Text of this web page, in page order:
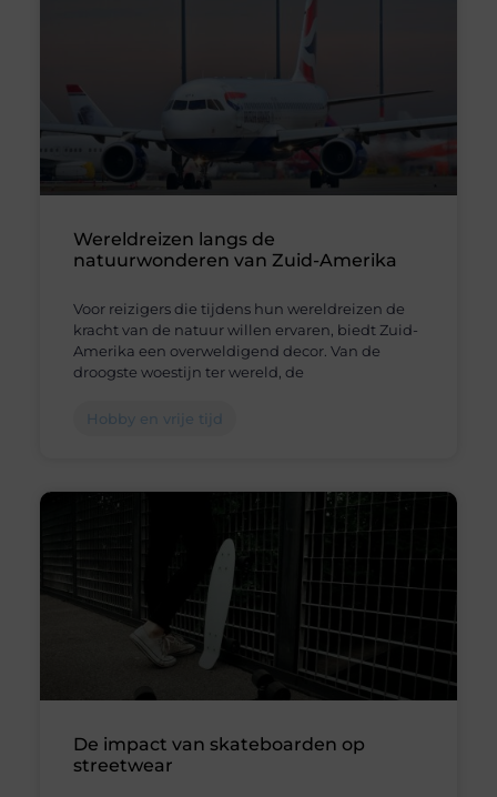
Wereldreizen langs de
natuurwonderen van Zuid-Amerika
Voor reizigers die tijdens hun wereldreizen de
kracht van de natuur willen ervaren, biedt Zuid-
Amerika een overweldigend decor. Van de
droogste woestijn ter wereld, de
Hobby en vrije tijd
De impact van skateboarden op
streetwear